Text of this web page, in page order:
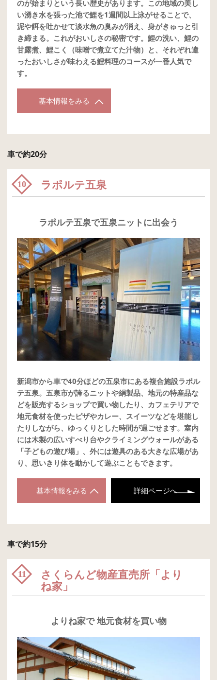
のが始まりという長い歴史があります。この地域の美し
い湧き水を張った池で鯉を1週間以上泳がせることで、
泥や餌を吐かせて淡水魚の臭みが消え、身がきゅっと引
き締まる。これがおいしさの秘密です。鯉の洗い、鯉の
甘露煮、鯉こく（味噌で煮立てた汁物）と、それぞれ違
ったおいしさが味わえる鯉料理のコースが一番人気で
す。
基本情報をみる
車で約20分
10 ラポルテ五泉
ラポルテ五泉で五泉ニットに出会う
新潟市から車で40分ほどの五泉市にある複合施設ラポル
テ五泉。五泉市が誇るニットや絹製品、地元の特産品な
どを販売するショップで買い物したり、カフェテリアで
地元食材を使ったピザやカレー、スイーツなどを堪能し
たりしながら、ゆっくりとした時間が過ごせます。室内
には木製の広いすべり台やクライミングウォールがある
「子どもの遊び場」、外には遊具のある大きな広場があ
り、思いきり体を動かして遊ぶこともできます。
基本情報をみる 詳細ページへ
車で約15分
11
さくらんど物産直売所「より
ね家」
よりね家で 地元食材を買い物